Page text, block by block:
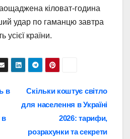
кіловат-година
удар по гаманцю завтра
усієї країни.
Скільки коштує світло
для населення в Україні
2026: тарифи,
розрахунки та секрети
в
в